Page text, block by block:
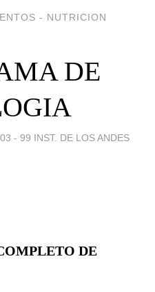
- NUTRICION
DE
- 99 INST. DE LOS ANDES
DE